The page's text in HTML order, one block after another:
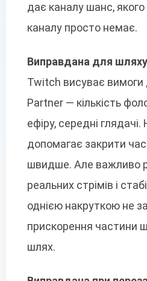
дає каналу шанс,
каналу просто немає.
Виправдана для
Twitch висуває вимоги
Partner — кількість
ефіру, середні
допомагає закрити
швидше. Але важливо
реальних стрімів і
однією накруткою не
прискорення частини
шлях.